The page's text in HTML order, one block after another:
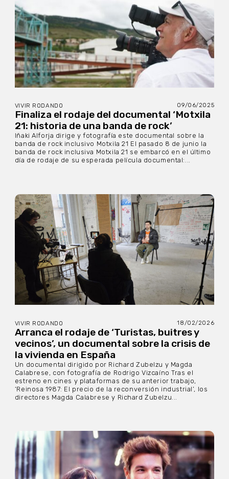
VIVIR RODANDO 09/06/2025
Finaliza el rodaje del documental ‘Motxila
21: historia de una banda de rock’
Iñaki Alforja dirige y fotografía este documental sobre la
banda de rock inclusivo Motxila 21 El pasado 8 de junio la
banda de rock inclusiva Motxila 21 se embarcó en el último
día de rodaje de su esperada película documental:...
VIVIR RODANDO 18/02/2026
Arranca el rodaje de ‘Turistas, buitres y
vecinos’, un documental sobre la crisis de
la vivienda en España
Un documental dirigido por Richard Zubelzu y Magda
Calabrese, con fotografía de Rodrigo Vizcaíno Tras el
estreno en cines y plataformas de su anterior trabajo,
‘Reinosa 1987: El precio de la reconversión industrial’, los
directores Magda Calabrese y Richard Zubelzu...